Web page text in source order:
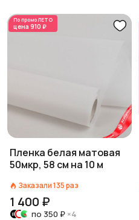
По промоЛЕТО
цена 910 ₽
Пленка белая матовая
50мкр, 58 см на 10 м
Заказали135раз
1 400 ₽
по 350 ₽ ×4